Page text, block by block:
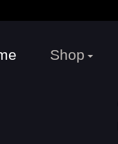
Shop